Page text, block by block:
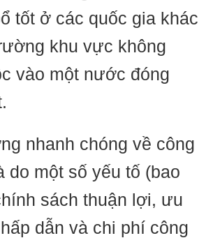
tốt ở các quốc gia khác
khu vực không
vào một nước đóng
nhanh chóng về công
do một số yếu tố (bao
sách thuận lợi, ưu
dẫn và chi phí công